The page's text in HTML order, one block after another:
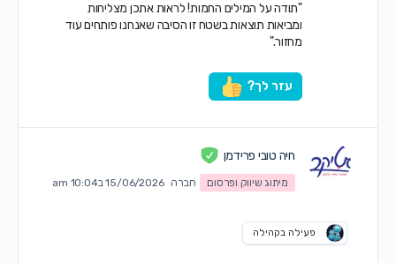
"תודה על המילים החמות! לראות אתכן מצליחות
ומביאות תוצאות בשטח זו הסיבה שאנחנו פותחים עוד
מחזור."
עזר לך?
חיה טובי פרידמן
מיתוג שיווק ופרסום חברה 15/06/2026 ב10:04 am
פעילה בקהילה